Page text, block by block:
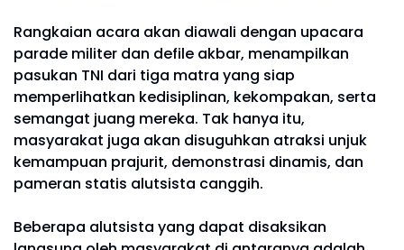
Rangkaian acara akan diawali dengan upacara
parade militer dan defile akbar, menampilkan
pasukan TNI dari tiga matra yang siap
memperlihatkan kedisiplinan, kekompakan, serta
semangat juang mereka. Tak hanya itu,
masyarakat juga akan disuguhkan atraksi unjuk
kemampuan prajurit, demonstrasi dinamis, dan
pameran statis alutsista canggih.
Beberapa alutsista yang dapat disaksikan